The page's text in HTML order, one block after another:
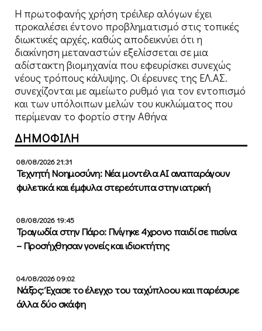
Η πρωτοφανής χρήση τρέιλερ αλόγων έχει
προκαλέσει έντονο προβληματισμό στις τοπικές
διωκτικές αρχές, καθώς αποδεικνύει ότι η
διακίνηση μεταναστών εξελίσσεται σε μια
αδίστακτη βιομηχανία που εφευρίσκει συνεχώς
νέους τρόπους κάλυψης. Οι έρευνες της ΕΛ.ΑΣ.
συνεχίζονται με αμείωτο ρυθμό για τον εντοπισμό
και των υπόλοιπων μελών του κυκλώματος που
περίμεναν το φορτίο στην Αθήνα
ΔΗΜΟΦΙΛΗ
08/08/2026 21:31
Τεχνητή Νοημοσύνη: Νέα μοντέλα ΑΙ αναπαράγουν
φυλετικά και έμφυλα στερεότυπα στην ιατρική
08/08/2026 19:45
Τραγωδία στην Πάρο: Πνίγηκε 4χρονο παιδί σε πισίνα
– Προσήχθησαν γονείς και ιδιοκτήτης
04/08/2026 09:02
Νάξος: Έχασε το έλεγχο του ταχύπλοου και παρέσυρε
άλλα δύο σκάφη